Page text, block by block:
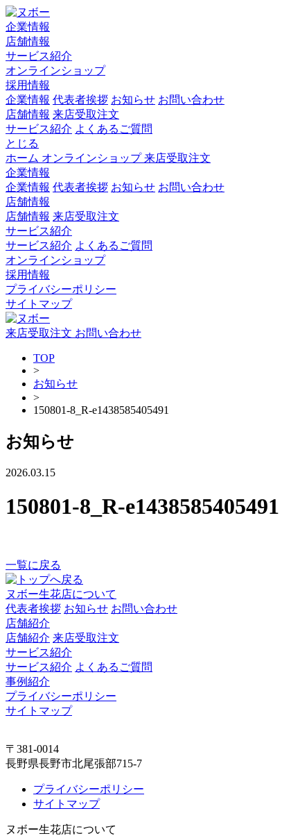
企業情報
店舗情報
サービス紹介
オンラインショップ
採用情報
企業情報 代表者挨拶 お知らせ お問い合わせ
店舗情報 来店受取注文
サービス紹介 よくあるご質問
とじる
ホーム オンラインショップ来店受取注文
企業情報
企業情報 代表者挨拶 お知らせ お問い合わせ
店舗情報
店舗情報 来店受取注文
サービス紹介
サービス紹介 よくあるご質問
オンラインショップ
採用情報
プライバシーポリシー
サイトマップ
来店受取注文 お問い合わせ
TOP
>
お知らせ
>
150801-8_R-e1438585405491
お知らせ
2026.03.15
150801-8_R-e1438585405491
一覧に戻る
ヌボー生花店について
代表者挨拶 お知らせ お問い合わせ
店舗紹介
店舗紹介 来店受取注文
サービス紹介
サービス紹介 よくあるご質問
事例紹介
プライバシーポリシー
サイトマップ
〒381-0014
長野県長野市北尾張部715-7
プライバシーポリシー
サイトマップ
ヌボー生花店について